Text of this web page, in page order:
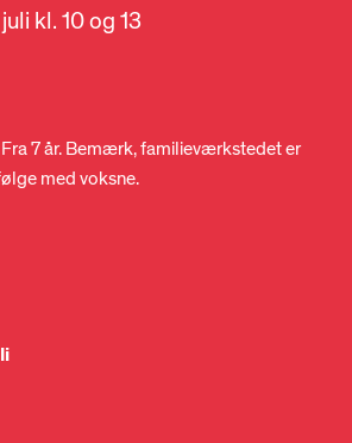
kl. 10 og 13
Fra 7 år. Bemærk, familieværkstedet er
med voksne.